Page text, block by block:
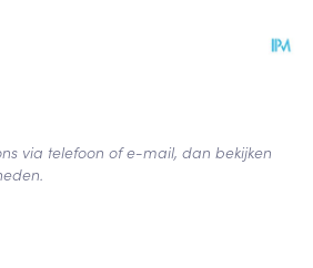
via telefoon of e-mail, dan bekijken